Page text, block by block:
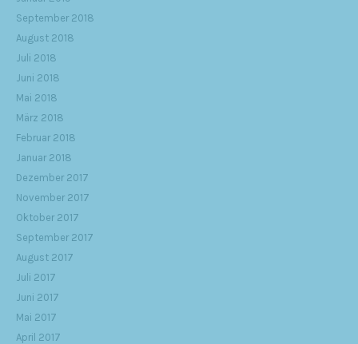
September 2018
August 2018
Juli 2018
Juni 2018
Mai 2018
März 2018
Februar 2018
Januar 2018
Dezember 2017
November 2017
Oktober 2017
September 2017
August 2017
Juli 2017
Juni 2017
Mai 2017
April 2017